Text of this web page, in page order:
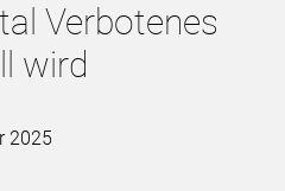
Verbotenes
wird
2025